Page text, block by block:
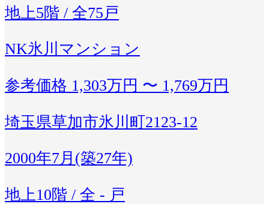
地上5階 / 全75戸
NK氷川マンション
参考価格 1,303万円 〜 1,769万円
埼玉県草加市氷川町2123-12
2000年7月(築27年)
地上10階 / 全 - 戸